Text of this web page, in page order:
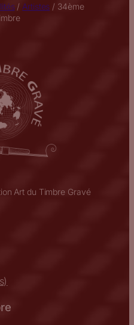
/ Artistes / 34ème
Art du Timbre Gravé